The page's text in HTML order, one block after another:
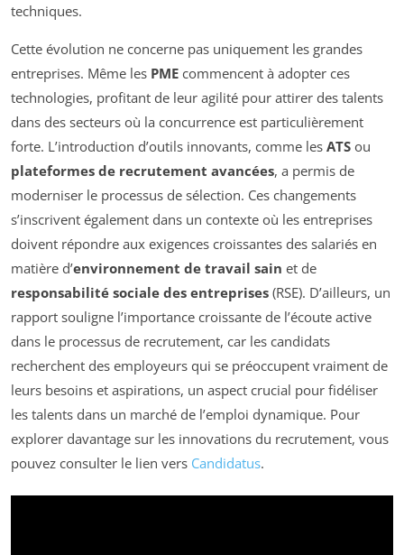
techniques.
Cette évolution ne concerne pas uniquement les grandes
entreprises. Même les PME commencent à adopter ces
technologies, profitant de leur agilité pour attirer des talents
dans des secteurs où la concurrence est particulièrement
forte. L’introduction d’outils innovants, comme les ATS ou
plateformes de recrutement avancées, a permis de
moderniser le processus de sélection. Ces changements
s’inscrivent également dans un contexte où les entreprises
doivent répondre aux exigences croissantes des salariés en
matière d’environnement de travail sain et de
responsabilité sociale des entreprises (RSE). D’ailleurs, un
rapport souligne l’importance croissante de l’écoute active
dans le processus de recrutement, car les candidats
recherchent des employeurs qui se préoccupent vraiment de
leurs besoins et aspirations, un aspect crucial pour fidéliser
les talents dans un marché de l’emploi dynamique. Pour
explorer davantage sur les innovations du recrutement, vous
pouvez consulter le lien vers Candidatus.